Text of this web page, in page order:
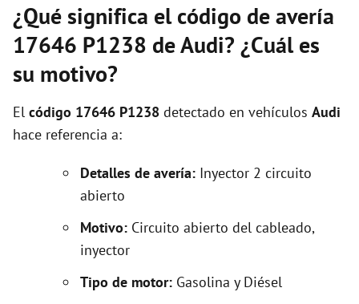
¿Qué significa el código de avería
17646 P1238 de Audi? ¿Cuál es
su motivo?
El código 17646 P1238 detectado en vehículos Audi
hace referencia a:
Detalles de avería: Inyector 2 circuito
abierto
Motivo: Circuito abierto del cableado,
inyector
Tipo de motor: Gasolina y Diésel